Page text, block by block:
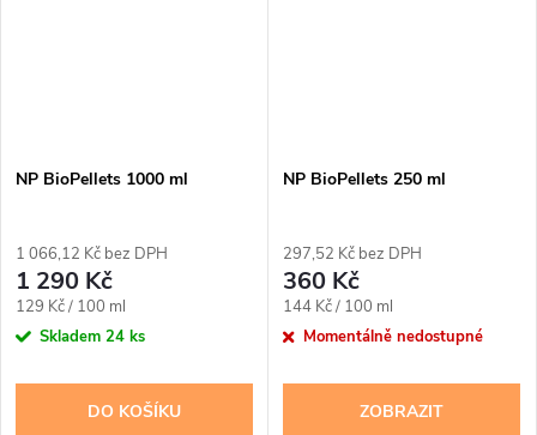
NP BioPellets 1000 ml
1 066,12 Kč bez DPH
1 290 Kč
Měrná
cena:
129 Kč / 100 ml
Skladem 24 ks
DO KOŠÍKU
NP BioPellets 250 ml
297,52 Kč bez DPH
360 Kč
Měrná
cena:
144 Kč / 100 ml
Momentálně nedostupné
ZOBRAZIT